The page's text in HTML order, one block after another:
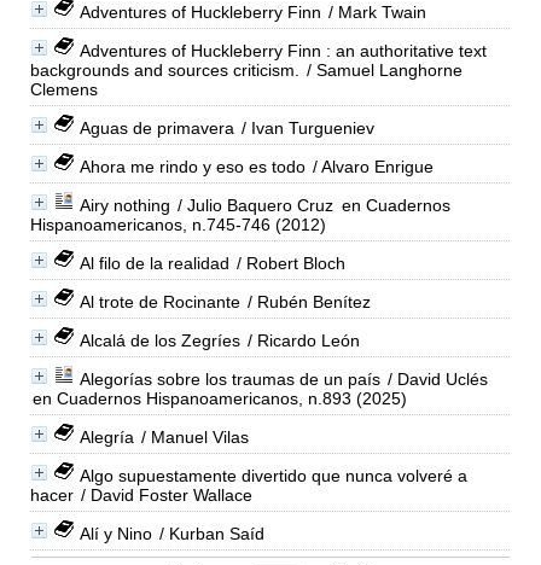
Adventures of Huckleberry Finn / Mark Twain
Adventures of Huckleberry Finn : an authoritative text
backgrounds and sources criticism.
/ Samuel Langhorne
Clemens
Aguas de primavera / Ivan Turgueniev
Ahora me rindo y eso es todo / Alvaro Enrigue
Airy nothing / Julio Baquero Cruz en Cuadernos
Hispanoamericanos, n.745-746 (2012)
Al filo de la realidad / Robert Bloch
Al trote de Rocinante / Rubén Benítez
Alcalá de los Zegríes / Ricardo León
Alegorías sobre los traumas de un país / David Uclés
en Cuadernos Hispanoamericanos, n.893 (2025)
Alegría / Manuel Vilas
Algo supuestamente divertido que nunca volveré a
hacer / David Foster Wallace
Alí y Nino / Kurban Saíd